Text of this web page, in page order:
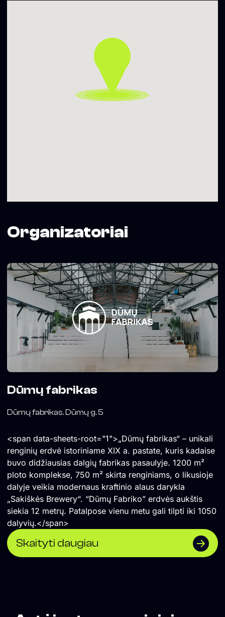
Organizatoriai
Dūmų fabrikas
Dūmų fabrikas. Dūmų g. 5
<span data-sheets-root="1">„Dūmų fabrikas“ – unikali
renginių erdvė istoriniame XIX a. pastate, kuris kadaise
buvo didžiausias dalgių fabrikas pasaulyje. 1200 m²
ploto komplekse, 750 m² skirta renginiams, o likusioje
dalyje veikia modernaus kraftinio alaus darykla
„Sakiškės Brewery“. “Dūmų Fabriko” erdvės aukštis
siekia 12 metrų. Patalpose vienu metu gali tilpti iki 1050
dalyvių.</span>
Skaityti daugiau